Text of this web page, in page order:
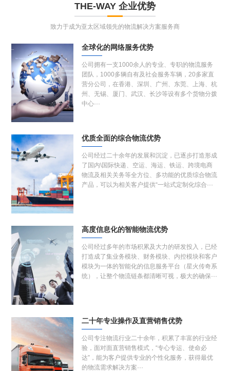
THE-WAY 企业优势
致力于成为亚太区域领先的物流解决方案服务商
全球化的网络服务优势
公司拥有一支1000余人的专业、专职的物流服务
团队，1000多辆自有及社会服务车辆，20多家直
营分公司，在香港、深圳、广州、东莞、上海、杭
州、无锡、厦门、武汉、长沙等设有多个货物分拨
中心···
优质全面的综合物流优势
公司经过二十余年的发展和沉淀，已逐步打造形成
了国内\国际快递、空运、海运、铁运、跨境电商
物流及相关关务等全方位、多功能的优质综合物流
产品，可以为相关客户提供“一站式定制化综合···
高度信息化的智能物流优势
公司经过多年的市场积累及大力的研发投入，已经
打造成了集业务模块、财务模块、内控模块和客户
模块为一体的智能化的信息服务平台（星火传奇系
统），让整个物流链条都清晰可视，极大的确保···
二十年专业操作及直营销售优势
公司专注物流行业二十余年，积累了丰富的行业经
验，面对面直营销售模式，“专心专运、使命必
达”，能为客户提供专业的个性化服务，获得最优
的物流需求解决方案···